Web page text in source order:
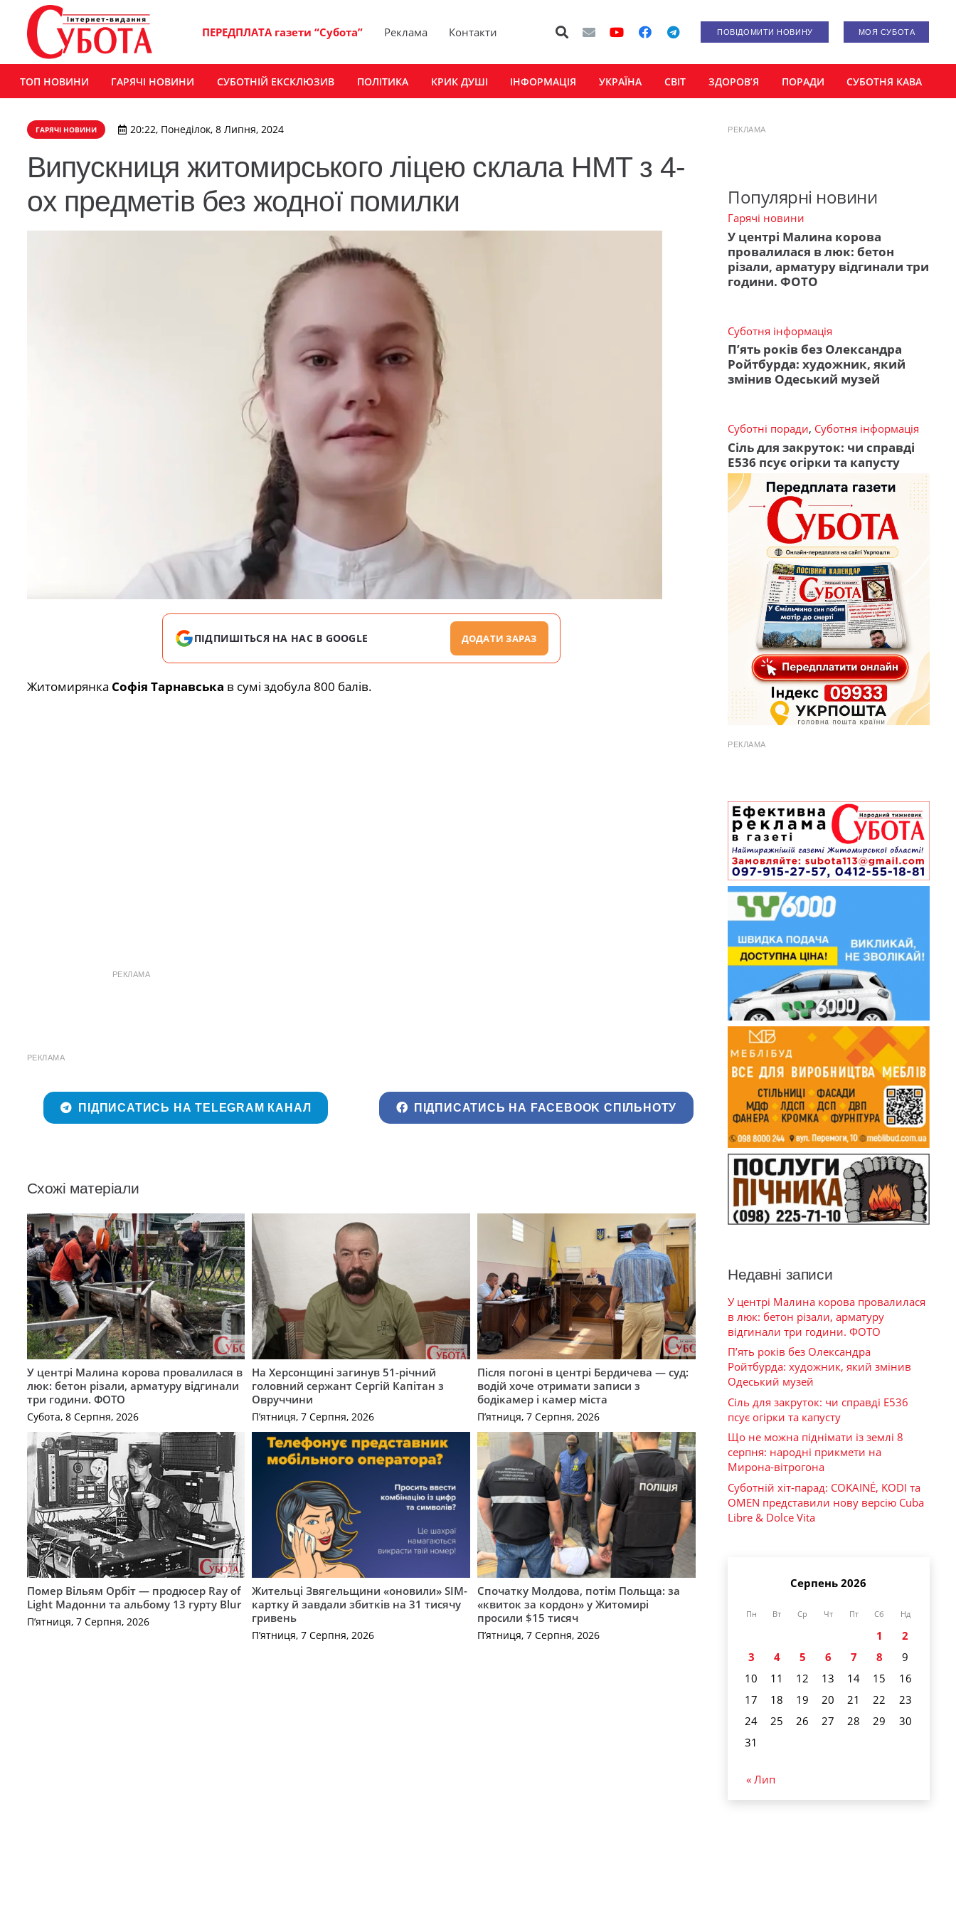
ПЕРЕДПЛАТА газети “Субота” Реклама Контакти ПОВІДОМИТИ НОВИНУ МОЯ СУБОТА
ТОП НОВИНИ ГАРЯЧІ НОВИНИ СУБОТНІЙ ЕКСКЛЮЗИВ ПОЛІТИКА КРИК ДУШІ ІНФОРМАЦІЯ УКРАЇНА СВІТ ЗДОРОВ’Я ПОРАДИ СУБОТНЯ КАВА
ГАРЯЧІ НОВИНИ 20:22, Понеділок, 8 Липня, 2024
Випускниця житомирського ліцею склала НМТ з 4-
ох предметів без жодної помилки
ПІДПИШІТЬСЯ НА НАС В GOOGLE ДОДАТИ ЗАРАЗ
Житомирянка Софія Тарнавська в сумі здобула 800 балів.
РЕКЛАМА
РЕКЛАМА
ПІДПИСАТИСЬ НА TELEGRAM КАНАЛ ПІДПИСАТИСЬ НА FACEBOOK СПІЛЬНОТУ
Схожі матеріали
У центрі Малина корова провалилася в
люк: бетон різали, арматуру відгинали
три години. ФОТО
Субота, 8 Серпня, 2026
На Херсонщині загинув 51-річний
головний сержант Сергій Капітан з
Овруччини
П’ятниця, 7 Серпня, 2026
Після погоні в центрі Бердичева — суд:
водій хоче отримати записи з
бодікамер і камер міста
П’ятниця, 7 Серпня, 2026
Помер Вільям Орбіт — продюсер Ray of
Light Мадонни та альбому 13 гурту Blur
П’ятниця, 7 Серпня, 2026
Жительці Звягельщини «оновили» SIM-
картку й завдали збитків на 31 тисячу
гривень
П’ятниця, 7 Серпня, 2026
Спочатку Молдова, потім Польща: за
«квиток за кордон» у Житомирі
просили $15 тисяч
П’ятниця, 7 Серпня, 2026
РЕКЛАМА
Популярні новини
Гарячі новини
У центрі Малина корова
провалилася в люк: бетон
різали, арматуру відгинали три
години. ФОТО
Суботня інформація
П’ять років без Олександра
Ройтбурда: художник, який
змінив Одеський музей
Суботні поради, Суботня інформація
Сіль для закруток: чи справді
Е536 псує огірки та капусту
РЕКЛАМА
Недавні записи
У центрі Малина корова провалилася
в люк: бетон різали, арматуру
відгинали три години. ФОТО
П’ять років без Олександра
Ройтбурда: художник, який змінив
Одеський музей
Сіль для закруток: чи справді Е536
псує огірки та капусту
Що не можна піднімати із землі 8
серпня: народні прикмети на
Мирона-вітрогона
Суботній хіт-парад: COKAINÉ, KODI та
OMEN представили нову версію Cuba
Libre & Dolce Vita
Серпень 2026
Пн Вт Ср Чт Пт Сб Нд
1
2
3
4 5 6 7 8
9
10
11 12 13 14 15
16
17
18 19 20 21 22
23
24
25 26 27 28 29
30
31
« Лип